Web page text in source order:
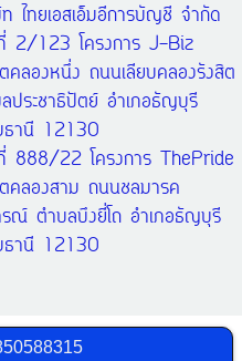
ไทยเอสเอ็มอีการบัญชี จำกัด
2/123 โครงการ J-Biz
คลองหนึ่ง ถนนเลียบคลองรังสิต
ประชาธิปัตย์ อำเภอธัญบุรี
านี 12130
888/22 โครงการ ThePride
คลองสาม ถนนชลมารค
ณ์ ตำบลบึงยี่โถ อำเภอธัญบุรี
านี 12130